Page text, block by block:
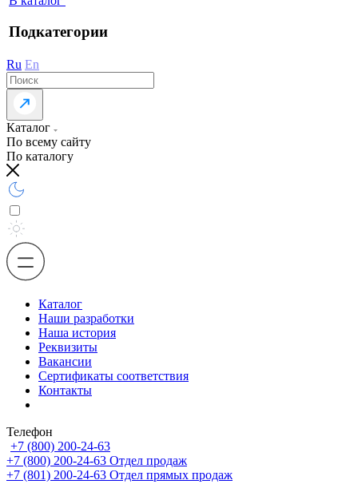
Подкатегории
Ru En
Каталог
По всему сайту
По каталогу
Каталог
Наши разработки
Наша история
Реквизиты
Вакансии
Сертификаты соответствия
Контакты
Телефон
+7 (800) 200-24-63
+7 (800) 200-24-63 Отдел продаж
+7 (801) 200-24-63 Отдел прямых продаж